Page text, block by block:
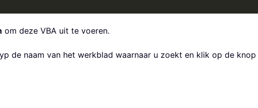
om deze VBA uit te voeren.
de naam van het werkblad waarnaar u zoekt en klik op de knop